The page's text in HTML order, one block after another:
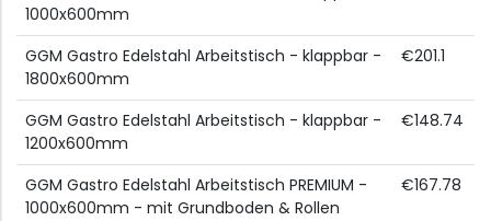
1000x600mm
GGM Gastro Edelstahl Arbeitstisch - klappbar -
1800x600mm
€201.1
GGM Gastro Edelstahl Arbeitstisch - klappbar -
1200x600mm
€148.74
GGM Gastro Edelstahl Arbeitstisch PREMIUM -
1000x600mm - mit Grundboden & Rollen
€167.78